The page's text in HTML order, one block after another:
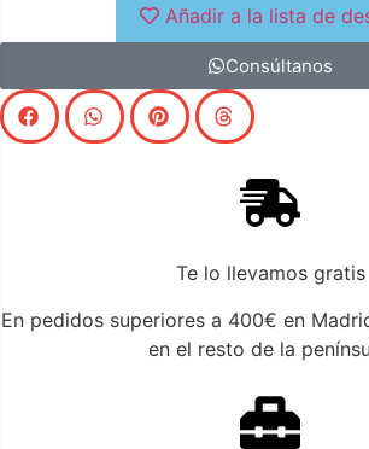
Patas asimétricas con tapa de madera
estabilidad deseada
Añadir a la lista de
Consúltanos
Te lo llevamos gratis
En pedidos superiores a 400€ en
en el resto de la